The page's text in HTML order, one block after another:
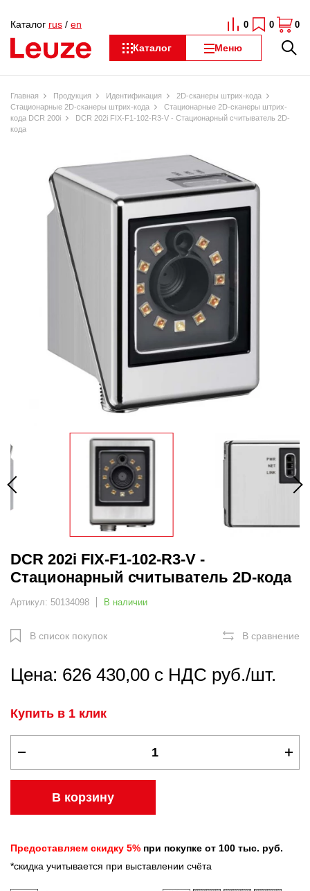
Каталог Меню
Каталог rus / en 0 0 0
Главная Продукция Идентификация
2D-сканеры штрих-кода
Стационарные 2D-сканеры штрих-кода
Стационарные 2D-сканеры штрих-
кода DCR 200i
DCR 202i FIX-F1-102-R3-V - Стационарный считыватель 2D-
кода
DCR 202i FIX-F1-102-R3-V -
Стационарный считыватель 2D-кода
Артикул: 50134098 В наличии
В список покупок В сравнение
Цена: 626 430,00 с НДС руб./шт.
Купить в 1 клик
В корзину
Предоставляем скидку 5% при покупке от 100 тыс. руб.
*скидка учитывается при выставлении счёта